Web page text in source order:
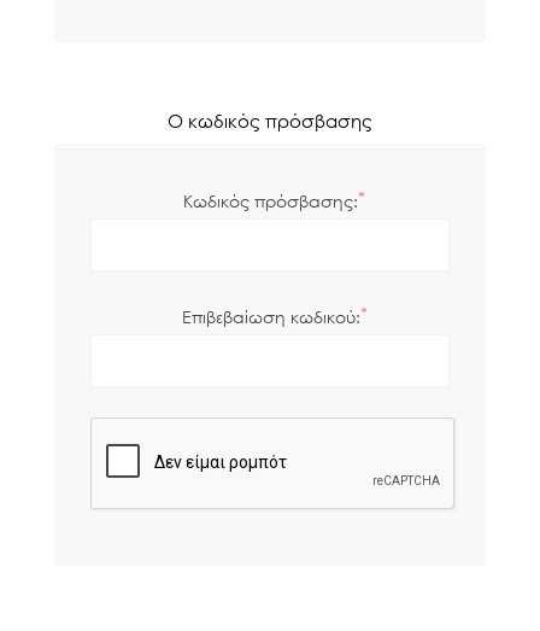
Ο κωδικός πρόσβασης
Κωδικός πρόσβασης:*
Επιβεβαίωση κωδικού:*